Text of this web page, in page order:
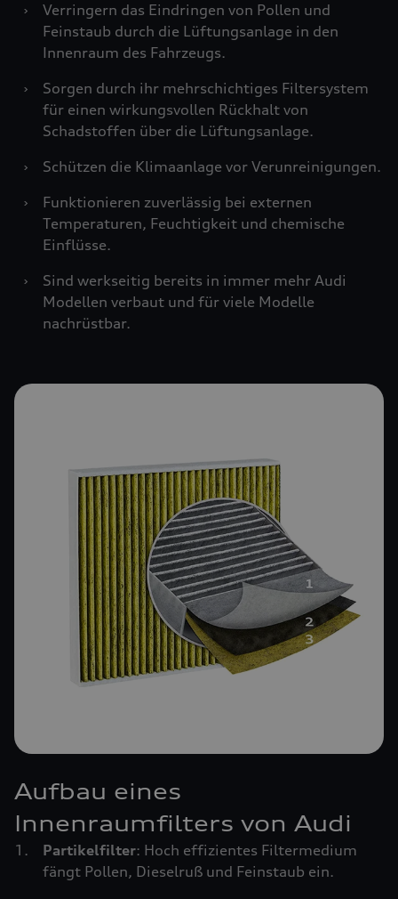
›
Verringern das Eindringen von Pollen und
Feinstaub durch die Lüftungsanlage in den
Innenraum des Fahrzeugs.
›
Sorgen durch ihr mehrschichtiges Filtersystem
für einen wirkungsvollen Rückhalt von
Schadstoffen über die Lüftungsanlage.
›
Schützen die Klimaanlage vor Verunreinigungen.
›
Funktionieren zuverlässig bei externen
Temperaturen, Feuchtigkeit und chemische
Einflüsse.
›
Sind werkseitig bereits in immer mehr Audi
Modellen verbaut und für viele Modelle
nachrüstbar.
Aufbau eines
Innenraumfilters von Audi
Partikelfilter: Hoch effizientes Filtermedium
fängt Pollen, Dieselruß und Feinstaub ein.